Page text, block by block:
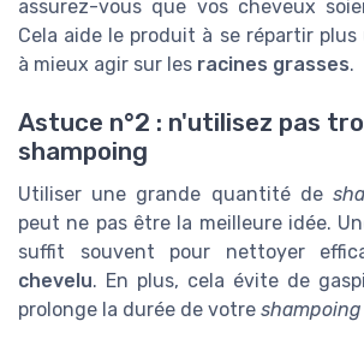
assurez-vous que vos cheveux
Cela aide le produit à se répartir
à mieux agir sur les racines grasses.
Astuce n°2 : n'utilisez pas
shampoing
Utiliser une grande quantité de
peut ne pas être la meilleure idée.
suffit souvent pour nettoyer
chevelu. En plus, cela évite de
prolonge la durée de votre